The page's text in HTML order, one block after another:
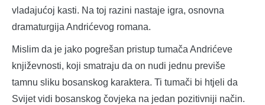
vladajućoj kasti. Na toj razini nastaje igra, osnovna
dramaturgija Andrićevog romana.
Mislim da je jako pogrešan pristup tumača Andrićeve
književnosti, koji smatraju da on nudi jednu previše
tamnu sliku bosanskog karaktera. Ti tumači bi htjeli da
Svijet vidi bosanskog čovjeka na jedan pozitivniji način.